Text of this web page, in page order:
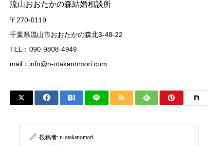
流山おおたかの森結婚相談所
〒270-0119
千葉県流山市おおたかの森北3-48-22
TEL：090-9808-4949
mail： info@n-otakanomori.com
投稿者: n-otakanomori